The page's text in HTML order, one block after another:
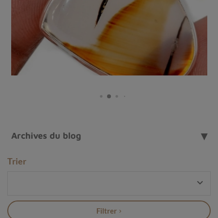
L'artisanat derrière un châle en laine brodé
Archives du blog
Trier

Filtrer